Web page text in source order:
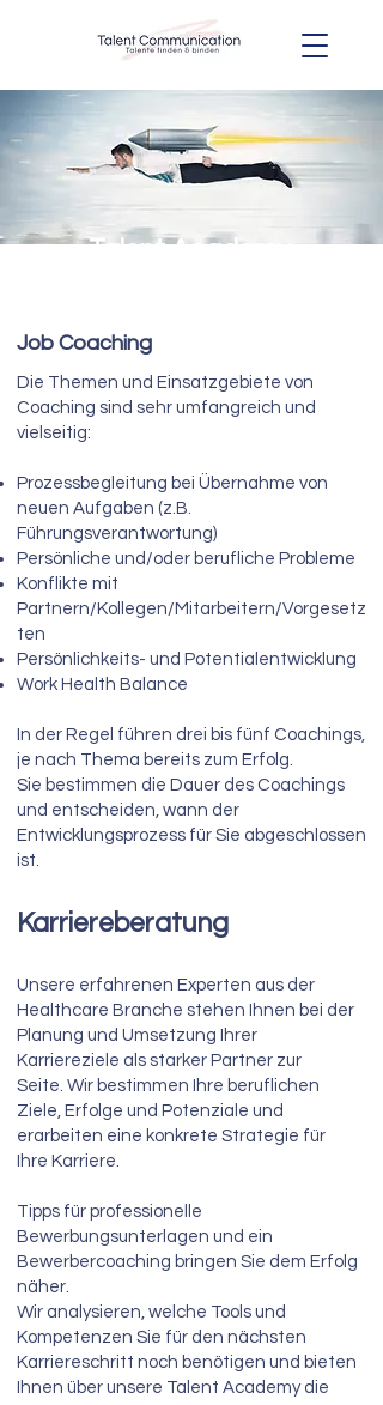
Job Coaching
Die Themen und Einsatzgebiete von
Coaching sind sehr umfangreich und
vielseitig:
Prozessbegleitung bei Übernahme von
neuen Aufgaben (z.B.
Führungsverantwortung)
Persönliche und/oder berufliche Probleme
Konflikte mit
Partnern/Kollegen/Mitarbeitern/Vorgesetz
ten​
Persönlichkeits- und Potentialentwicklung
Work Health Balance
In der Regel führen drei bis fünf Coachings,
je nach Thema bereits zum Erfolg.
Sie bestimmen die Dauer des Coachings
und entscheiden, wann der
Entwicklungsprozess für Sie abgeschlossen
ist.
Karriereberatung
Unsere erfahrenen Experten aus der
Healthcare Branche stehen Ihnen bei der
Planung und Umsetzung Ihrer
Karriereziele als starker Partner zur
Seite. Wir bestimmen Ihre beruflichen
Ziele, Erfolge und Potenziale und
erarbeiten eine konkrete Strategie für
Ihre Karriere.
Tipps für professionelle
Bewerbungsunterlagen und ein
Bewerbercoaching bringen Sie dem Erfolg
näher.
Wir analysieren, welche Tools und
Kompetenzen Sie für den nächsten
Karriereschritt noch benötigen und bieten
Ihnen über unsere Talent Academy die
Talent Academy